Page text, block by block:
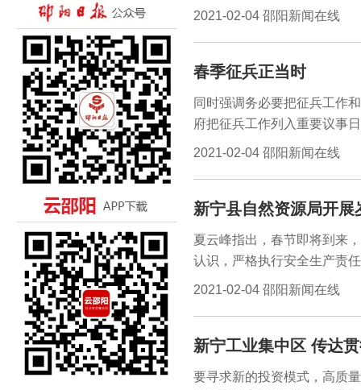
（社区）112名村干部作了
们要坚决贯彻执行党的基本
2021-02-04 邵阳新闻在线
春季征兵正当时
同时强调务必要把征兵工作
府把征兵工作列入重要议事
工作和兵役登记会议精神和
2021-02-04 邵阳新闻在线
新宁县自然资源局开
夏云峰指出，春节即将到来
认识，严格执行安全生产责
保人民群众生命财产安全。
产大检查。
2021-02-04 邵阳新闻在线
新宁工业集中区 传达
要寻求新的投资模式，高质